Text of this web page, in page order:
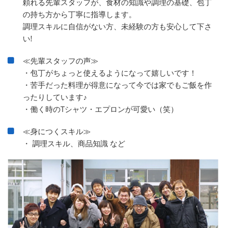
の持ち方から丁寧に指導します。
調理スキルに自信がない方、未経験の方も安心して下さ
い!
≪先輩スタッフの声≫
・包丁がちょっと使えるようになって嬉しいです！
・苦手だった料理が得意になって今では家でもご飯を作
ったりしています♪
・働く時のTシャツ・エプロンが可愛い（笑）
≪身につくスキル≫
・ 調理スキル、商品知識 など